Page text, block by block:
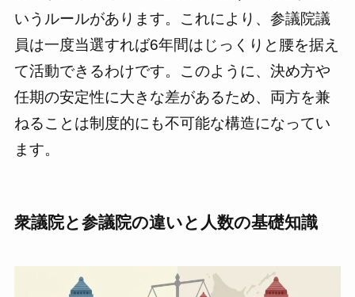
いうルールがあります。これにより、参議院議
員は一度当選すれば6年間はじっくりと腰を据え
て活動できるわけです。このように、決め方や
任期の安定性に大きな差があるため、両方を兼
ねることは制度的にも不可能な構造になってい
ます。
衆議院と参議院の違いと人数の基礎知識